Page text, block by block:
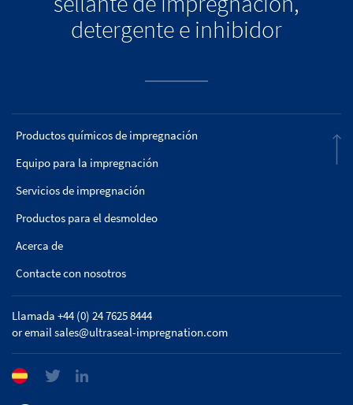
detergente e inhibidor
Productos químicos de impregnación
Equipo para la impregnación
Servicios de impregnación
Productos para el desmoldeo
Acerca de
Contacte con nosotros
Llamada +44 (0) 24 7625 8444
or emailsales@ultraseal-impregnation.com